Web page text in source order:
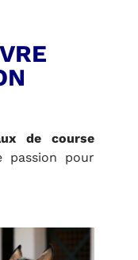
de course
passion pour